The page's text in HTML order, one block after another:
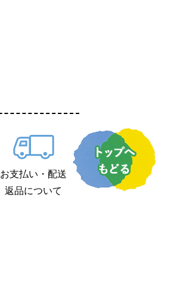
お支払い・配送
返品について